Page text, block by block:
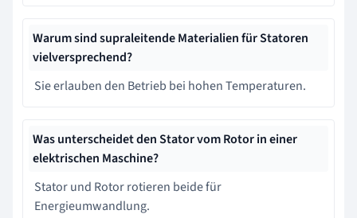
Warum sind supraleitende Materialien für Statoren
vielversprechend?
Sie erlauben den Betrieb bei hohen Temperaturen.
Was unterscheidet den Stator vom Rotor in einer
elektrischen Maschine?
Stator und Rotor rotieren beide für
Energieumwandlung.